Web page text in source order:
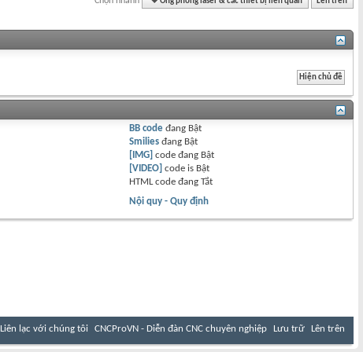
BB code đang Bật
Smilies đang Bật
[IMG] code đang Bật
[VIDEO] code is Bật
HTML code đangTắt
Nội quy - Quy định
Liên lạc với chúng tôi CNCProVN - Diễn đàn CNC chuyên nghiệp Lưu trữ Lên trên